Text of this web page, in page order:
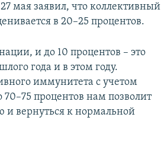
мая заявил, что коллективный
в 20–25 процентов.
и до 10 процентов – это
года и в этом году.
иммунитета с учетом
процентов нам позволит
и вернуться к нормальной